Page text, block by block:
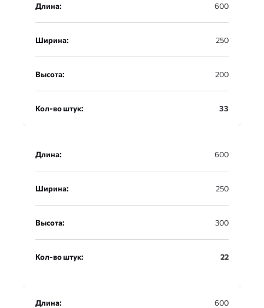
Длина: 600
Ширина: 250
Высота: 200
Кол-во штук: 33
Длина: 600
Ширина: 250
Высота: 300
Кол-во штук: 22
Длина: 600